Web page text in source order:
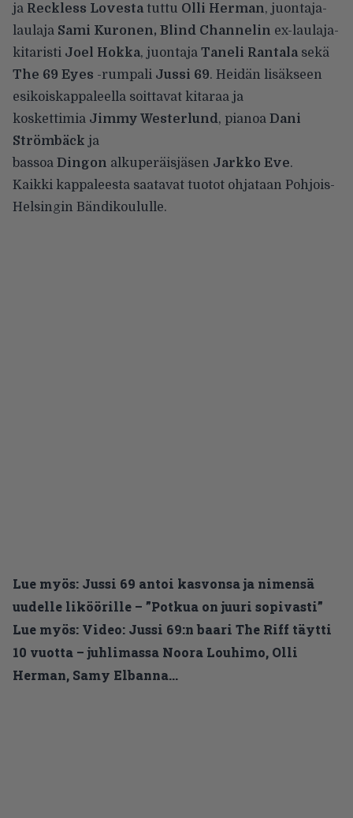
ja Reckless Lovestatuttu Olli Herman, juontaja-
laulaja Sami Kuronen, Blind Channelin ex-laulaja-
kitaristi Joel Hokka, juontaja Taneli Rantalasekä
The 69 Eyes -rumpali Jussi 69. Heidän lisäkseen
esikoiskappaleella soittavat kitaraa ja
koskettimia Jimmy Westerlund, pianoa Dani
Strömbäck ja
bassoa Dingon alkuperäisjäsen Jarkko Eve.
Kaikki kappaleesta saatavat tuotot ohjataan Pohjois-
Helsingin Bändikoululle.
Lue myös: Jussi 69 antoi kasvonsa ja nimensä
uudelle liköörille – ”Potkua on juuri sopivasti”
Lue myös: Video: Jussi 69:n baari The Riff täytti
10 vuotta – juhlimassa Noora Louhimo, Olli
Herman, Samy Elbanna…